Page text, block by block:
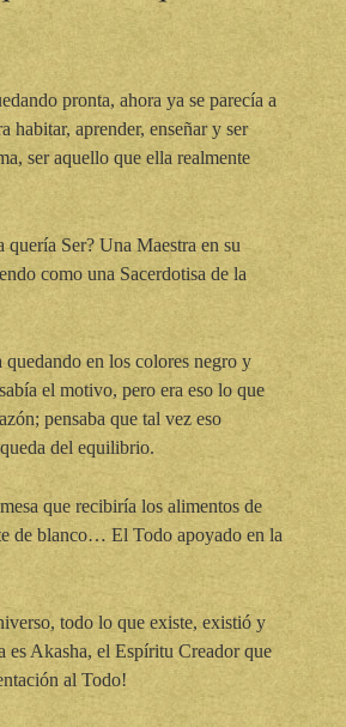
pronta, ahora ya se parecía a
habitar, aprender, enseñar y ser
ser aquello que ella realmente
quería Ser? Una Maestra en su
como una Sacerdotisa de la
quedando en los colores negro y
el motivo, pero era eso lo que
pensaba que tal vez eso
del equilibrio.
que recibiría los alimentos de
de blanco… El Todo apoyado en la
todo lo que existe, existió y
es Akasha, el Espíritu Creador que
al Todo!